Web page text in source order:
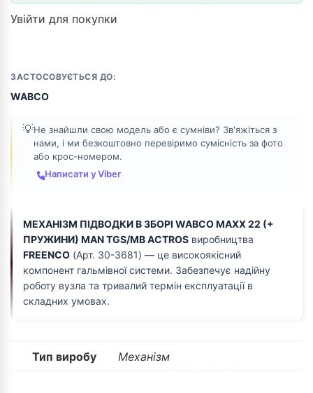
ЗАСТОСОВУЄТЬСЯ ДО:
WABCO
💡Не знайшли свою модель або є сумніви? Зв'яжіться з
нами, і ми безкоштовно перевіримо сумісність за фото
або крос-номером.
Написати у Viber
Увійти для покупки
МЕХАНІЗМ ПІДВОДКИ В ЗБОРІ WABCO MAXX 22 (+
ПРУЖИНИ) MAN TGS/MB ACTROS виробництва
FREENCO (Арт. 30-3681) — це високоякісний
компонент гальмівної системи. Забезпечує надійну
роботу вузла та тривалий термін експлуатації в
складних умовах.
Тип виробу Механізм